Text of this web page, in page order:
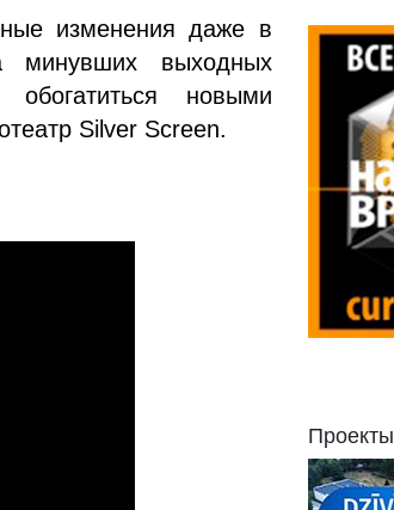
изменения даже в
минувших выходных
обогатиться новыми
Silver Screen.
Проекты